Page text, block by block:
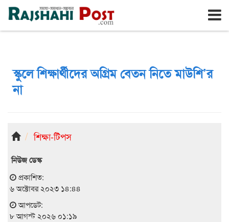
রাজশাহী শনিবার, ৮ই আগস্ট ২০২৬, ২৪শে শ্রাবণ ১৪৩৩
স্কুলে শিক্ষার্থীদের অগ্রিম বেতন নিতে মাউশি’র
না
শিক্ষা-টিপস
নিউজ ডেস্ক
প্রকাশিত:
৬ অক্টোবর ২০২৩ ১৪:৪৪
আপডেট:
৮ আগস্ট ২০২৬ ০১:১৯